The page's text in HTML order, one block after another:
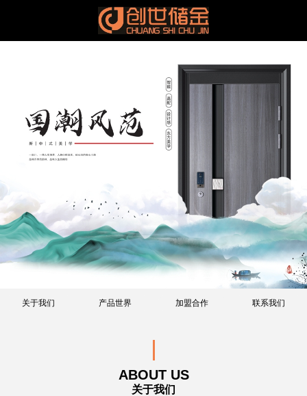
关于我们 产品世界 加盟合作 联系我们
ABOUT US
关于我们